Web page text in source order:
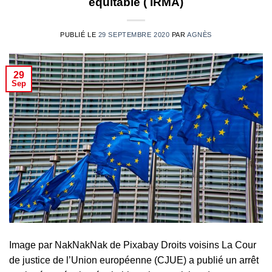
PUBLIÉ LE 29 SEPTEMBRE 2020 PARAGNÈS
29
Sep
Image par NakNakNak de Pixabay Droits voisins La Cour
de justice de l’Union européenne (CJUE) a publié un arrêt